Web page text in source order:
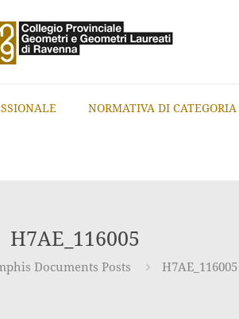
NORMATIVA DI CATEGORIA
H7AE_116005
Documents Posts H7AE_116005